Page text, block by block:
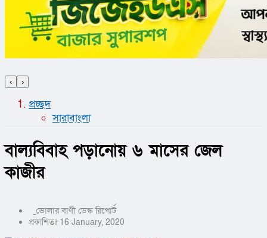
‹ ›
প্রচ্ছদ
সারাবাংলা
বাল্যবিবাহ পড়ানোয় ৬ মাসের জেল
কাজীর
ভোলার বাণী ডেস্ক রিপোর্ট
প্রকাশিতঃ 16 January, 2020